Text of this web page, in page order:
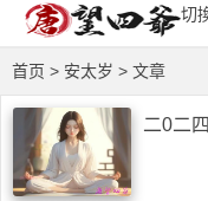
切
首页 > 安太岁 > 文章
二0二